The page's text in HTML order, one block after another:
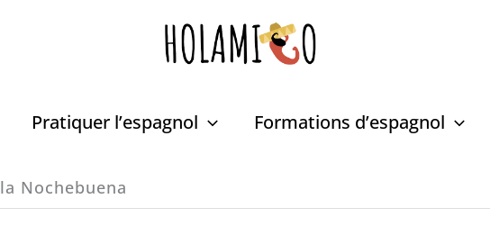
Pratiquer l’espagnol Formations d’espagnol
Nochebuena